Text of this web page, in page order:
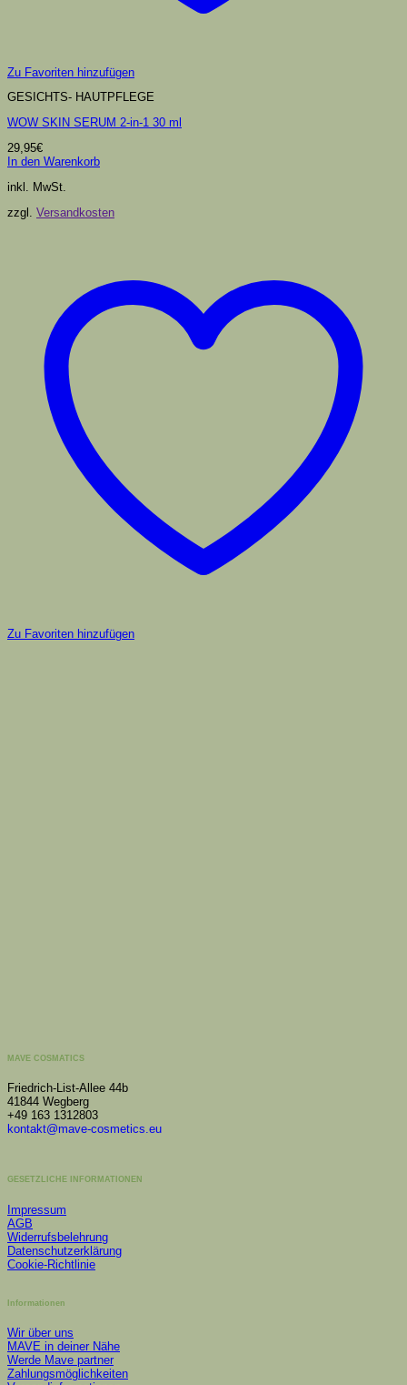
Zu Favoriten hinzufügen
GESICHTS- HAUTPFLEGE
WOW SKIN SERUM 2-in-1 30 ml
29,95€
In den Warenkorb
inkl. MwSt.
zzgl. Versandkosten
Zu Favoriten hinzufügen
MAVE COSMATICS
Friedrich-List-Allee 44b
41844 Wegberg
+49 163 1312803
kontakt@mave-cosmetics.eu
GESETZLICHE INFORMATIONEN
Impressum
AGB
Widerrufsbelehrung
Datenschutzerklärung
Cookie-Richtlinie
Informationen
Wir über uns
MAVE in deiner Nähe
Werde Mave partner
Zahlungsmöglichkeiten